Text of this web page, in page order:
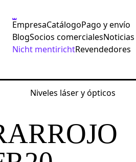
EmpresaCatálogoPago y envío
BlogSocios comercialesNoticias
Nicht mentirichtRevendedores
Niveles láser y ópticos
Termómetro infrarrojo